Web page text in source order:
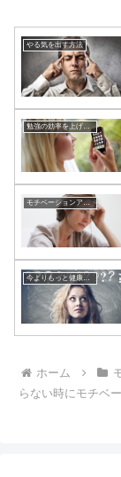
やる気を出す方法
勉強の効率を上げる方法
モチベーションアップの方法
今よりもっと健康になる方法
ホーム
らない時にモチベ